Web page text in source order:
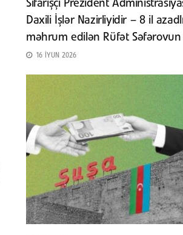
Sifarişçi Prezident
Daxili İşlər Nazirliyidir – 8 il
məhrum edilən Rüfət Səfərovun
16 İYUN 2026